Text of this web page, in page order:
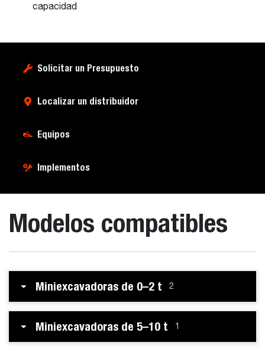
capacidad
Solicitar un Presupuesto
Localizar un distribuidor
Equipos
Implementos
Modelos compatibles
Miniexcavadoras de 0–2 t 2
Miniexcavadoras de 5–10 t 1